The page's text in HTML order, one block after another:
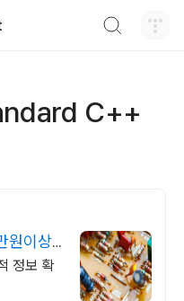
C++
원이상
정보 확